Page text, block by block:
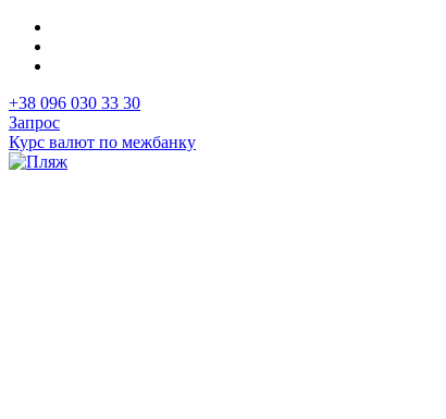
+38 096 030 33 30
Запрос
Курс валют по межбанку